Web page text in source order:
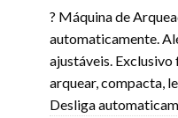
como4.50
de 5, com
em
avaliações
de clientes
? Máquina de
automaticamente.
ajustáveis.
arquear, compacta,
Desliga